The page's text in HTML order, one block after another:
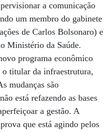
a comunicação
um membro do gabinete
de Carlos Bolsonaro) e
Ministério da Saúde.
programa econômico
titular da infraestrutura,
mudanças são
está refazendo as bases
a gestão. A
que está agindo pelos